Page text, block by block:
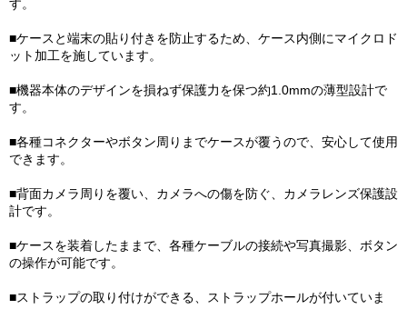
す。
■ケースと端末の貼り付きを防止するため、ケース内側にマイクロド
ット加工を施しています。
■機器本体のデザインを損ねず保護力を保つ約1.0mmの薄型設計で
す。
■各種コネクターやボタン周りまでケースが覆うので、安心して使用
できます。
■背面カメラ周りを覆い、カメラへの傷を防ぐ、カメラレンズ保護設
計です。
■ケースを装着したままで、各種ケーブルの接続や写真撮影、ボタン
の操作が可能です。
■ストラップの取り付けができる、ストラップホールが付いていま